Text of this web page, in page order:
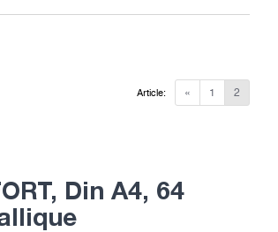
« 1 2
Article:
Din A4, 64